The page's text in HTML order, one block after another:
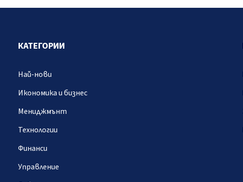
КАТЕГОРИИ
Най-нови
Икономика и бизнес
Мениджмънт
Технологии
Финанси
Управление